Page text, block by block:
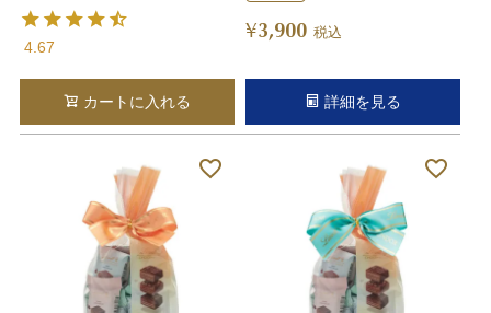
4.67
カートに入れる
¥3,900 税込
詳細を見る